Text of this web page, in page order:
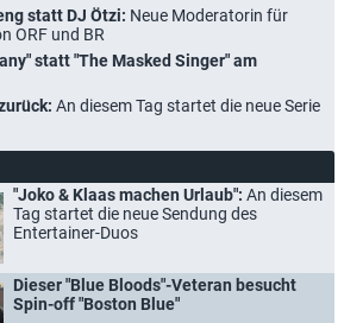
statt DJ Ötzi: Neue Moderatorin für
ORF und BR
statt "The Masked Singer" am
An diesem Tag startet die neue Serie
"Joko & Klaas machen Urlaub": An diesem
Tag startet die neue Sendung des
Entertainer-Duos
Dieser "Blue Bloods"-Veteran besucht
Spin-off "Boston Blue"